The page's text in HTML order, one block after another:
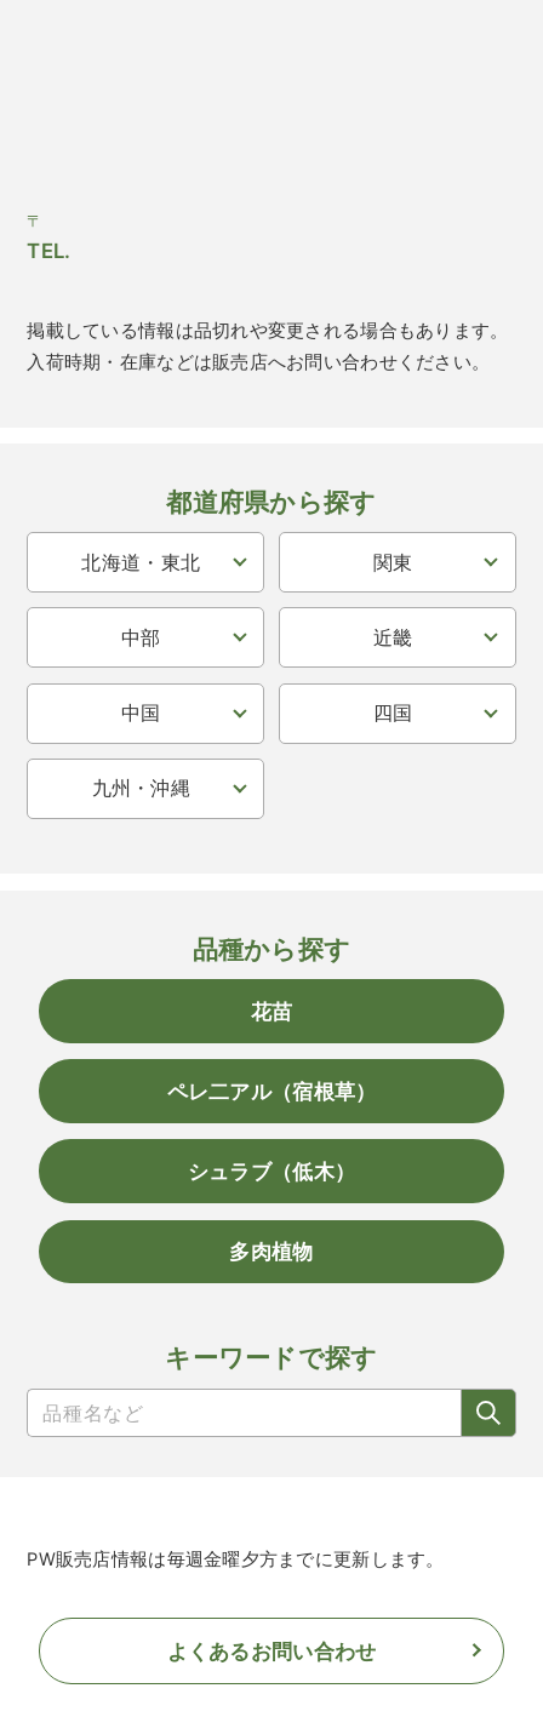
〒
TEL.
掲載している情報は品切れや変更される場合もあります。
入荷時期・在庫などは販売店へお問い合わせください。
都道府県から探す
北海道・東北 関東
中部 近畿
中国 四国
九州・沖縄
品種から探す
花苗
ペレ二アル（宿根草）
シュラブ（低木）
多肉植物
キーワードで探す
PW販売店情報は毎週金曜夕方までに更新します。
よくあるお問い合わせ